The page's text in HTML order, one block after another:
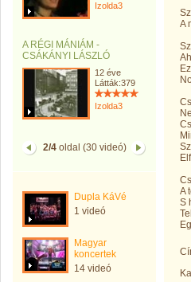
Izolda3
A RÉGI MÁNIÁM -
CSÁKÁNYI LÁSZLÓ
12 éve
Látták:379
Izolda3
2/4oldal (30 videó)
Dupla KáVé
1 videó
Magyar
koncertek
14 videó
A
A
S